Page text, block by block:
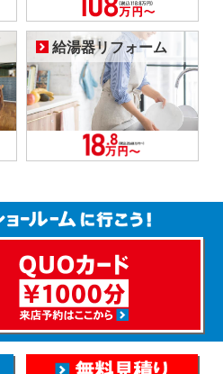
給湯器リフォーム